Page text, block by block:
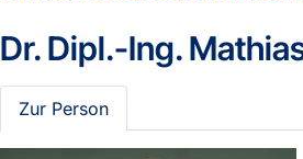
Dr. Dipl.-Ing.
Zur Person